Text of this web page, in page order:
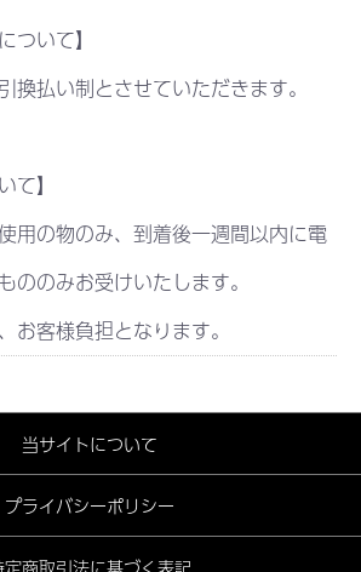
ついて】
換払い制とさせていただきます。
て】
用の物のみ、到着後一週間以内に電
ののみお受けいたします。
お客様負担となります。
当サイトについて
プライバシーポリシー